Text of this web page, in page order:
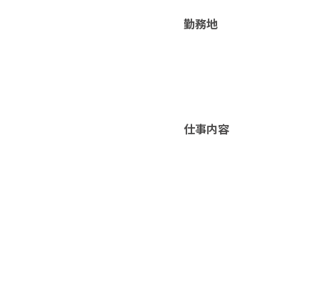
勤務地
仕事内容